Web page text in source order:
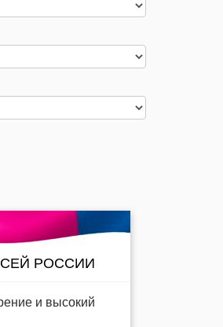
РОССИИ
и высокий